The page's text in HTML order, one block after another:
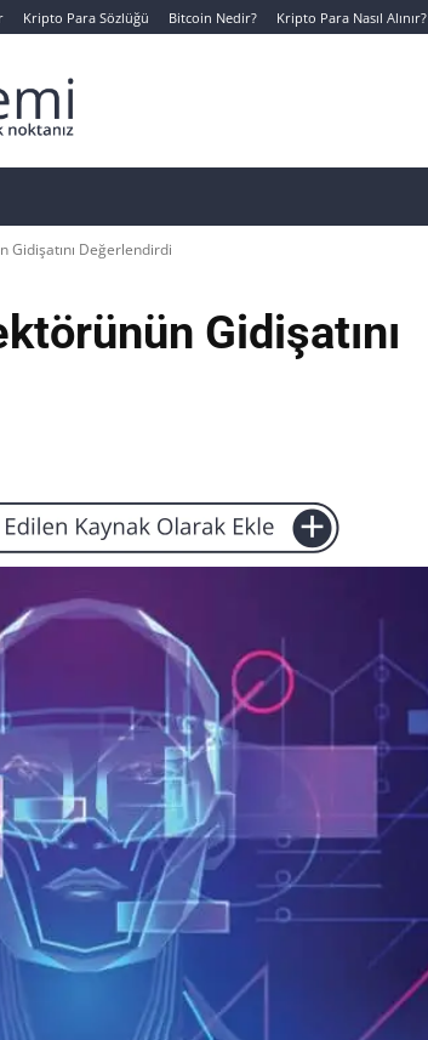
Kripto Para Sözlüğü Bitcoin Nedir? Kripto Para Nasıl Alınır?
Gidişatını Değerlendirdi
Gidişatını